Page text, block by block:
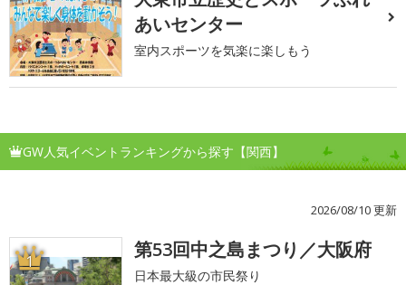
あいセンター
室内スポーツを気楽に楽しもう
GW人気イベントランキングから探す【関西】
2026/08/10 更新
1 第53回中之島まつり／大阪府
日本最大級の市民祭り